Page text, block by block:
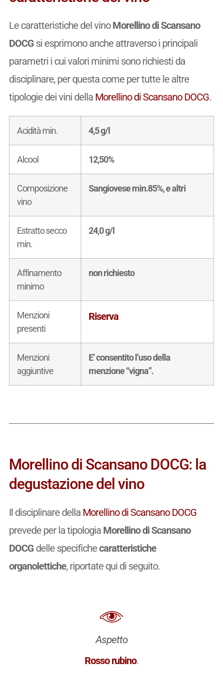
Le caratteristiche del vinoMorellino di Scansano
DOCGsi esprimono anche attraverso i principali
parametri i cui valori minimi sono richiesti da
disciplinare, per questa come per tutte le altre
tipologie dei vini della Morellino di Scansano DOCG.
Acidità min. 4,5 g/l
Alcool 12,50%
Composizione
vino
Sangiovese min.85%, e altri
Estratto secco
min.
24,0 g/l
Affinamento
minimo
non richiesto
Menzioni
presenti
Riserva
Menzioni
aggiuntive
E’ consentito l’uso della
menzione “vigna”.
Morellino di Scansano DOCG: la
degustazione del vino
Il disciplinare della Morellino di Scansano DOCG
prevede per la tipologia Morellino di Scansano
DOCGdelle specifichecaratteristiche
organolettiche, riportate qui di seguito.
Aspetto
Rosso rubino.